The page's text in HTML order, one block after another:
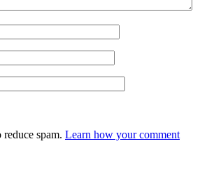
spam. Learn how your comment